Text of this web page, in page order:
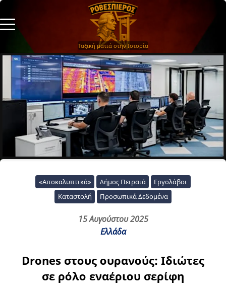
Ταξική ματιά στην Ιστορία
«Αποκαλυπτικά» Δήμος Πειραιά
Εργολάβοι
Καταστολή
Προσωπικά Δεδομένα
15 Αυγούστου 2025
Ελλάδα
Drones στους ουρανούς: Ιδιώτες
σε ρόλο εναέριου σερίφη